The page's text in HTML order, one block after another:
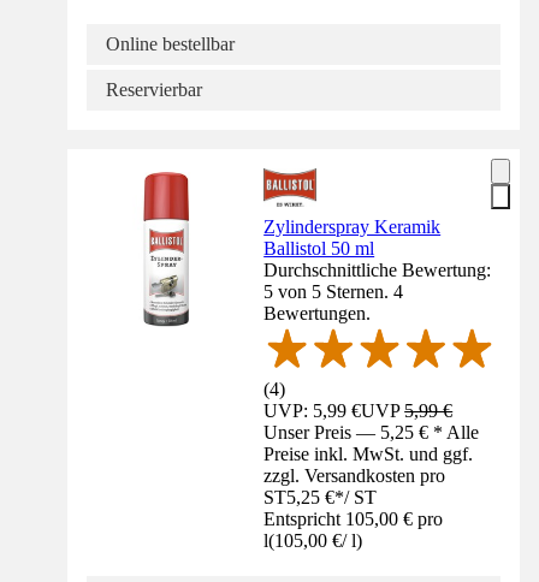
Online bestellbar
Reservierbar
Zylinderspray Keramik
Ballistol 50 ml
Durchschnittliche Bewertung:
5 von 5 Sternen. 4
Bewertungen.
(4)
UVP: 5,99 €UVP5,99 €
Unser Preis — 5,25 € * Alle
Preise inkl. MwSt. und ggf.
zzgl. Versandkosten pro
ST5,25 €*/ ST
Entspricht 105,00 € pro
l(105,00 €/ l)